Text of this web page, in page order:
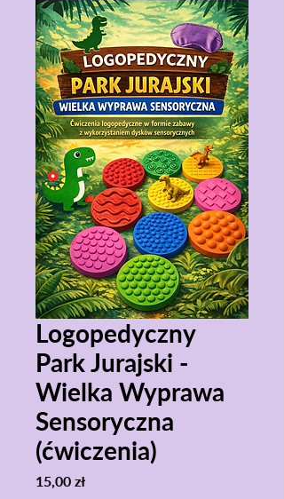
Logopedyczny
Park Jurajski -
Wielka Wyprawa
Sensoryczna
(ćwiczenia)
15,00 złCena